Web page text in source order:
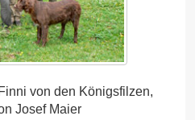
von den Königsfilzen,
Josef Maier